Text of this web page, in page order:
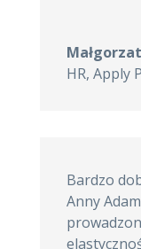
HR, Apply
Bardzo
Anny